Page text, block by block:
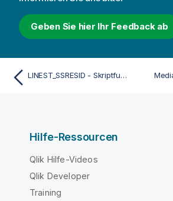
Geben Sie hier Ihr Feedback ab
LINEST_SSRESID - Skriptfunktion
Hilfe-Ressourcen
Qlik Hilfe-Videos
Qlik Developer
Training